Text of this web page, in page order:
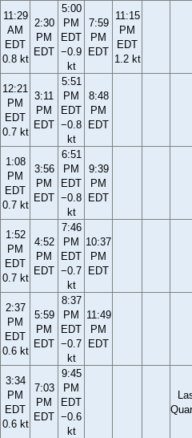
11:29
AM
EDT
0.8 kt
2:30
PM
EDT
5:00
PM
EDT
−0.9
kt
7:59
PM
EDT
11:15
PM
EDT
1.2 kt
12:21
PM
EDT
0.7 kt
3:11
PM
EDT
5:51
PM
EDT
−0.8
kt
8:48
PM
EDT
1:08
PM
EDT
0.7 kt
3:56
PM
EDT
6:51
PM
EDT
−0.8
kt
9:39
PM
EDT
1:52
PM
EDT
0.7 kt
4:52
PM
EDT
7:46
PM
EDT
−0.7
kt
10:37
PM
EDT
2:37
PM
EDT
0.6 kt
5:59
PM
EDT
8:37
PM
EDT
−0.7
kt
11:49
PM
EDT
3:34
PM
EDT
0.6 kt
7:03
PM
EDT
9:45
PM
EDT
−0.6
kt